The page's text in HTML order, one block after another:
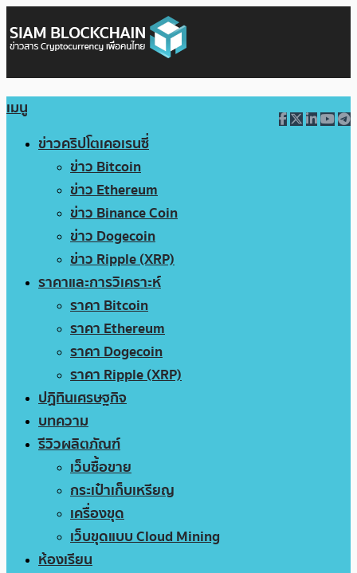
เมนู
ข่าวคริปโตเคอเรนซี่
ข่าว Bitcoin
ข่าว Ethereum
ข่าว Binance Coin
ข่าว Dogecoin
ข่าว Ripple (XRP)
ราคาและการวิเคราะห์
ราคา Bitcoin
ราคา Ethereum
ราคา Dogecoin
ราคา Ripple (XRP)
ปฏิทินเศรษฐกิจ
บทความ
รีวิวผลิตภัณฑ์
เว็บซื้อขาย
กระเป๋าเก็บเหรียญ
เครื่องขุด
เว็บขุดแบบ Cloud Mining
ห้องเรียน